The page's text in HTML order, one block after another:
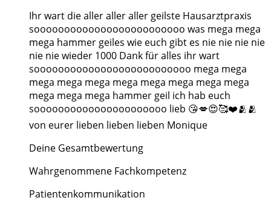
Ihr wart die aller aller aller geilste Hausarztpraxis
sooooooooooooooooooooooooo was mega mega
mega hammer geiles wie euch gibt es nie nie nie nie
nie nie wieder 1000 Dank für alles ihr wart
soooooooooooooooooooooooooo mega mega
mega mega mega mega mega mega mega mega
mega mega mega hammer geil ich hab euch
soooooooooooooooooooooo lieb 😘💋😍🥰❤️🫂🫂
von eurer lieben lieben lieben Monique
Deine Gesamtbewertung
Wahrgenommene Fachkompetenz
Patientenkommunikation